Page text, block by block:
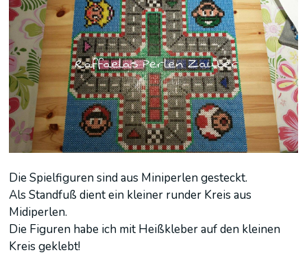
Die Spielfiguren sind aus Miniperlen gesteckt.
Als Standfuß dient ein kleiner runder Kreis aus
Midiperlen.
Die Figuren habe ich mit Heißkleber auf den kleinen
Kreis geklebt!